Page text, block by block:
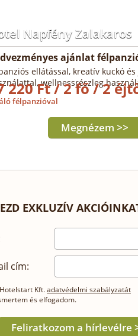
Napfény Zalakaros
ajánlat
ellátással, kreatív kuckó és
wellnessrészleg
220 Ft / 2 fő / 2
félpanzióval
Megnézem >>
EXKLUZÍV
cím:
Kft.adatvédelmi szabályzatát
és elfogadom.